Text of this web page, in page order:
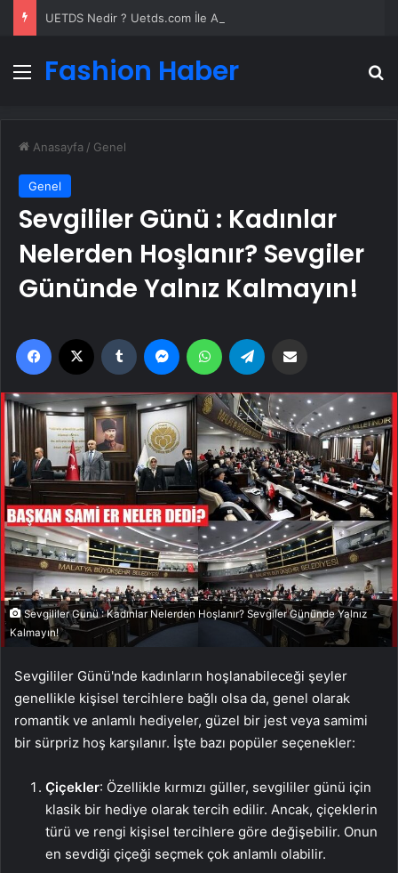
Menü
Fashion Haber
Anasayfa / Genel
Genel
Sevgililer Günü : Kadınlar
Nelerden Hoşlanır? Sevgiler
Gününde Yalnız Kalmayın!
Facebook Tumblr MessengerWhatsApp
Sevgililer Günü : Kadınlar Nelerden Hoşlanır? Sevgiler Gününde Yalnız
Kalmayın!
Sevgililer Günü'nde kadınların hoşlanabileceği şeyler
genellikle kişisel tercihlere bağlı olsa da, genel olarak
romantik ve anlamlı hediyeler, güzel bir jest veya samimi
bir sürpriz hoş karşılanır. İşte bazı popüler seçenekler:
Çiçekler: Özellikle kırmızı güller, sevgililer günü için
klasik bir hediye olarak tercih edilir. Ancak, çiçeklerin
türü ve rengi kişisel tercihlere göre değişebilir. Onun
en sevdiği çiçeği seçmek çok anlamlı olabilir.